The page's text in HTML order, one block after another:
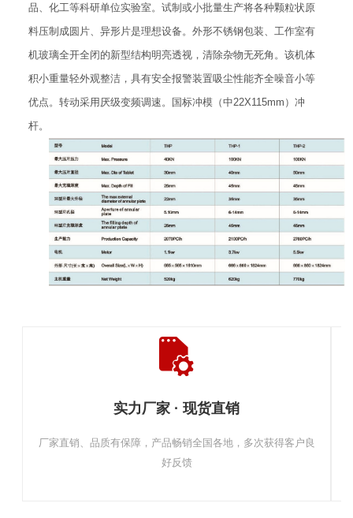
品、化工等科研单位实验室。试制或小批量生产将各种颗粒状原
料压制成圆片、异形片是理想设备。外形不锈钢包装、工作室有
机玻璃全开全闭的新型结构明亮透视，清除杂物无死角。该机体
积小重量轻外观整洁，具有安全报警装置吸尘性能齐全噪音小等
优点。转动采用厌级变频调速。国标冲模（中22X115mm）冲
杆。
实力厂家 · 现货直销
厂家直销、品质有保障，产品畅销全国各地，多次获得客户良
好反馈